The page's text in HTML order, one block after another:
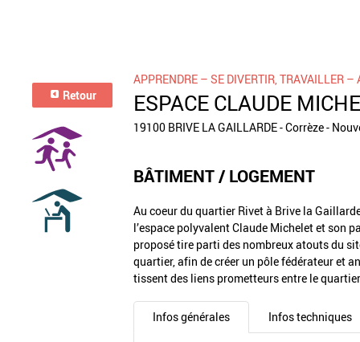
Retour
APPRENDRE – SE DIVERTIR, TRAVAILLER –
ESPACE CLAUDE
19100 BRIVE LA GAILLARDE - Corrèze -
BÂTIMENT / LOGEMENT
Au coeur du quartier Rivet à Brive la
l’espace polyvalent Claude Michelet et son
proposé tire parti des nombreux atouts du
quartier, afin de créer un pôle fédérateur et
tissent des liens prometteurs entre le
Infos générales Infos techniques